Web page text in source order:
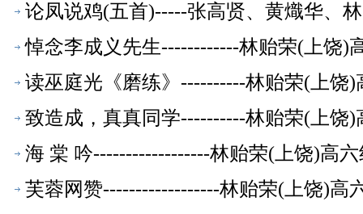
论凤说鸡(五首)-----张高贤、黄熾华、
悼念李成义先生------------林贻荣(上饶)
读巫庭光《磨练》----------林贻荣(上饶
致造成，真真同学----------林贻荣(上饶
海 棠 吟------------------林贻荣(上饶)高
芙蓉网赞------------------林贻荣(上饶)高